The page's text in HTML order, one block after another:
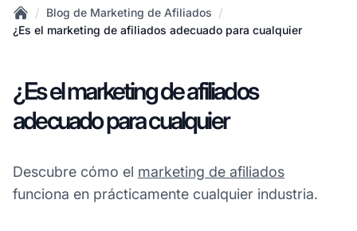
Home
/ Blog de Marketing de Afiliados /
¿Es el marketing de afiliados adecuado para cualquier
¿Es el marketing de afiliados
adecuado para cualquier
Descubre cómo el marketing de afiliados
funciona en prácticamente cualquier industria.